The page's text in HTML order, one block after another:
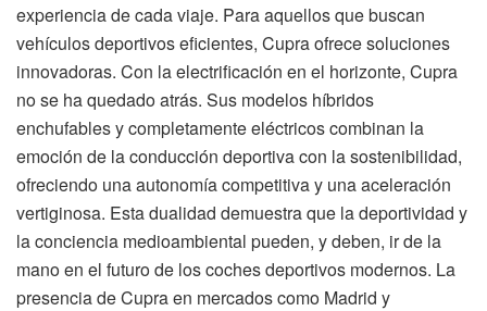
experiencia de cada viaje. Para aquellos que buscan
vehículos deportivos eficientes, Cupra ofrece soluciones
innovadoras. Con la electrificación en el horizonte, Cupra
no se ha quedado atrás. Sus modelos híbridos
enchufables y completamente eléctricos combinan la
emoción de la conducción deportiva con la sostenibilidad,
ofreciendo una autonomía competitiva y una aceleración
vertiginosa. Esta dualidad demuestra que la deportividad y
la conciencia medioambiental pueden, y deben, ir de la
mano en el futuro de los coches deportivos modernos. La
presencia de Cupra en mercados como Madrid y